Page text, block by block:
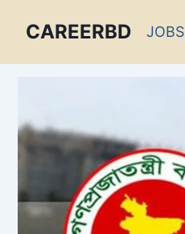
CAREERBD JOBS
FORUM